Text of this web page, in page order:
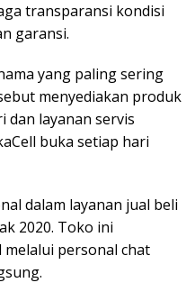
transparansi kondisi
garansi.
yang paling sering
menyediakan produk
dan layanan servis
buka setiap hari
dalam layanan jual beli
2020. Toko ini
personal chat